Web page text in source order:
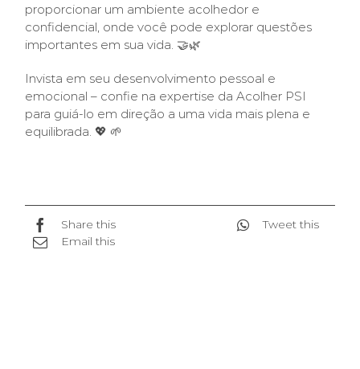
proporcionar um ambiente acolhedor e
confidencial, onde você pode explorar questões
importantes em sua vida. 🤝🌿
Invista em seu desenvolvimento pessoal e
emocional – confie na expertise da Acolher PSI
para guiá-lo em direção a uma vida mais plena e
equilibrada. 💖 🌱
Share this
Tweet this
Email this